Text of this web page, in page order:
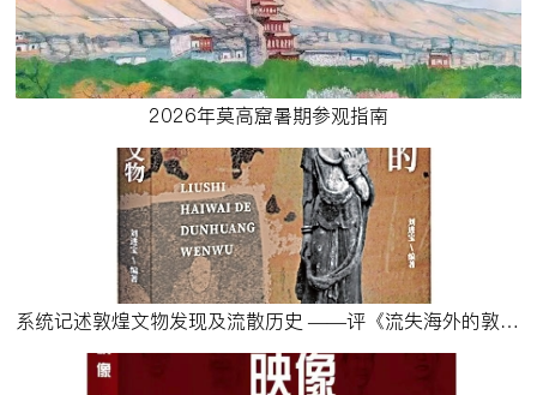
2026年莫高窟暑期参观指南
系统记述敦煌文物发现及流散历史 ——评《流失海外的敦煌文物》